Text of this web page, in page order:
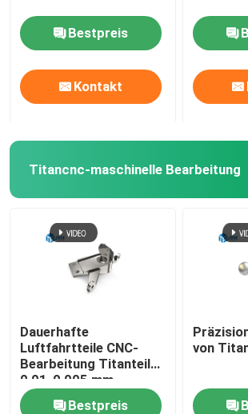
Bestpreis
Kontakt
Titancnc-maschinelle Bearbeitung
Dauerhafte
Luftfahrtteile CNC-
Bearbeitung Titanteile
0,01-0,005 mm
Toleranz
Bestpreis
von